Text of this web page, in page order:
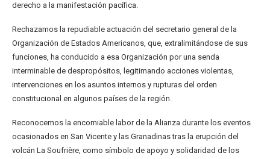
derecho a la manifestación pacífica.
Rechazamos la repudiable actuación del secretario general de la
Organización de Estados Americanos, que, extralimitándose de sus
funciones, ha conducido a esa Organización por una senda
interminable de despropósitos, legitimando acciones violentas,
intervenciones en los asuntos internos y rupturas del orden
constitucional en algunos países de la región.
Reconocemos la encomiable labor de la Alianza durante los eventos
ocasionados en San Vicente y las Granadinas tras la erupción del
volcán La Soufrière, como símbolo de apoyo y solidaridad de los